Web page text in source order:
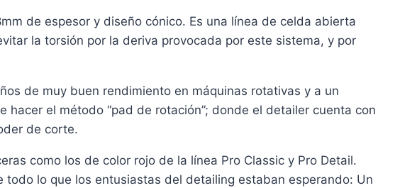
de espesor y diseño cónico. Es una línea de celda abierta
la torsión por la deriva provocada por este sistema, y por
de muy buen rendimiento en máquinas rotativas y a un
el método “pad de rotación”; donde el detailer cuenta con
de corte.
como los de color rojo de la línea Pro Classic y Pro Detail.
lo que los entusiastas del detailing estaban esperando: Un